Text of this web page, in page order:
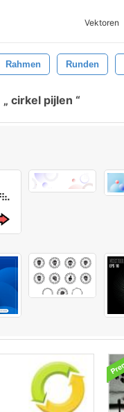
Vektoren
Rahmen Runden
cirkel pijlen